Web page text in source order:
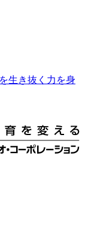
生き抜く力を身